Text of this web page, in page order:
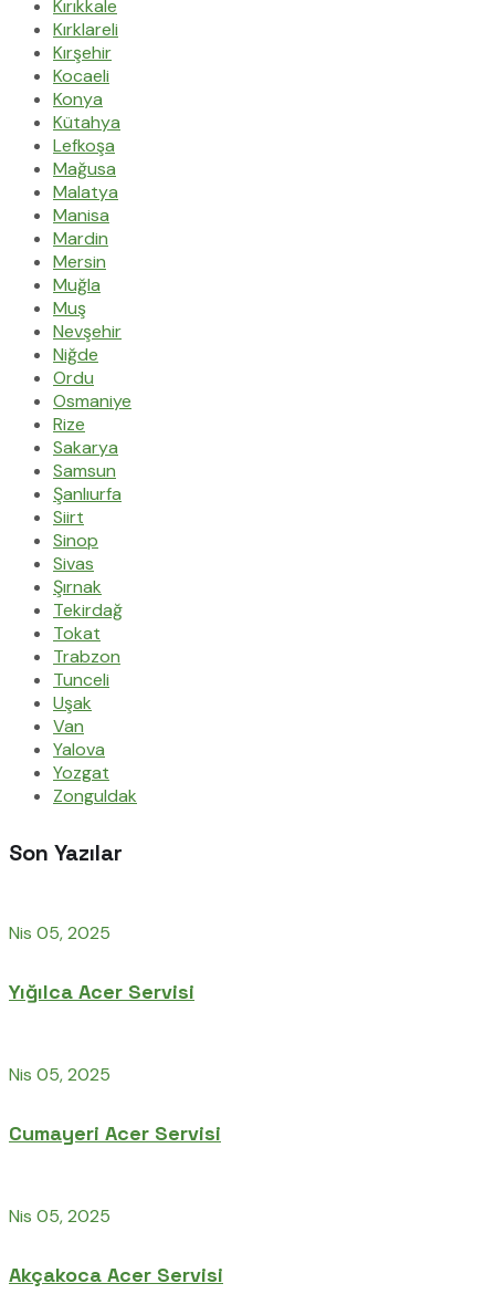
Kırıkkale
Kırklareli
Kırşehir
Kocaeli
Konya
Kütahya
Lefkoşa
Mağusa
Malatya
Manisa
Mardin
Mersin
Muğla
Muş
Nevşehir
Niğde
Ordu
Osmaniye
Rize
Sakarya
Samsun
Şanlıurfa
Siirt
Sinop
Sivas
Şırnak
Tekirdağ
Tokat
Trabzon
Tunceli
Uşak
Van
Yalova
Yozgat
Zonguldak
Son Yazılar
Nis 05, 2025
Yığılca Acer Servisi
Nis 05, 2025
Cumayeri Acer Servisi
Nis 05, 2025
Akçakoca Acer Servisi